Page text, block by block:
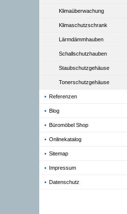
Klimaüberwachung
Klimaschutzschrank
Lärmdämmhauben
Schallschutzhauben
Staubschutzgehäuse
Tonerschutzgehäuse
Referenzen
Blog
Büromöbel Shop
Onlinekatalog
Sitemap
Impressum
Datenschutz